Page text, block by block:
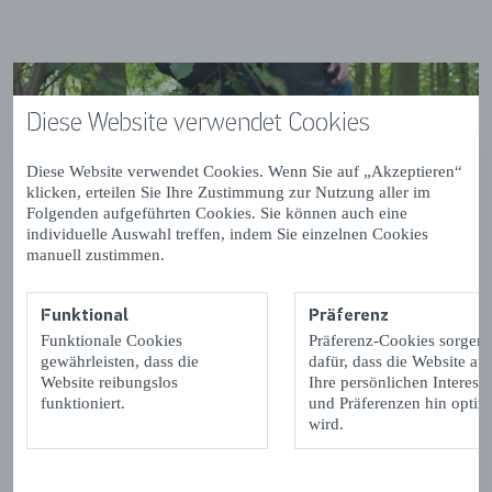
Diese Website verwendet Cookies
Diese Website verwendet Cookies. Wenn Sie auf „Akzeptieren“
klicken, erteilen Sie Ihre Zustimmung zur Nutzung aller im
Folgenden aufgeführten Cookies. Sie können auch eine
individuelle Auswahl treffen, indem Sie einzelnen Cookies
manuell zustimmen.
Funktional
Funktionale Cookies
gewährleisten, dass die
Website reibungslos
funktioniert.
Präferenz
Präferenz-Cookies sorgen
dafür, dass die Website auf
Ihre persönlichen
und Präferenzen hin
wird.
Waterwinbossen